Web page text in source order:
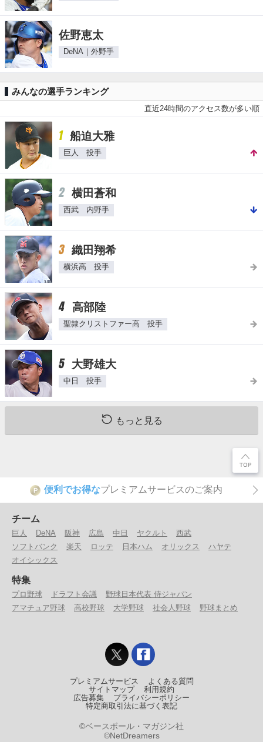
佐野恵太
DeNA｜外野手
みんなの選手ランキング
直近24時間のアクセス数が多い順
1 船迫大雅
巨人 投手
2 横田蒼和
西武 内野手
3 織田翔希
横浜高 投手
4 高部陸
聖隷クリストファー高 投手
5 大野雄大
中日 投手
もっと見る
P 便利でお得なプレミアムサービスのご案内
チーム
巨人 DeNA 阪神 広島 中日 ヤクルト
西武
ソフトバンク
楽天 ロッテ 日本ハム オリックス
ハヤテ
オイシックス
特集
プロ野球 ドラフト会議
野球日本代表 侍ジャパン
アマチュア野球
高校野球 大学野球 社会人野球 野球まとめ
プレミアムサービス
よくある質問
サイトマップ
利用規約
広告募集
プライバシーポリシー
特定商取引法に基づく表記
©ベースボール・マガジン社
©NetDreamers